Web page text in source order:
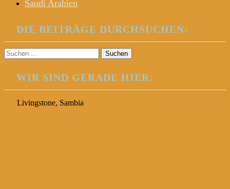
Saudi Arabien
DIE BEITRÄGE DURCHSUCHEN:
Suchen
nach:
WIR SIND GERADE HIER:
Livingstone, Sambia